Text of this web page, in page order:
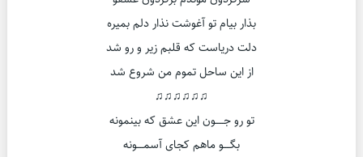
بذار بیام تو آغوشت نذار دلم بمیره
دلت دریاست که قلبم زیر و رو شد
از این ساحل تموم من شروع شد
♫♫♫♫♫♫
تو رو جـــــون این عشق که بینمونه
بگــــو ماهم کجای آسمــــونه